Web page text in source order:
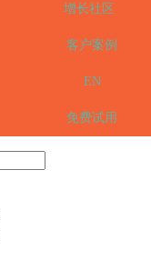
增长社区
客户案例
EN
免费试用